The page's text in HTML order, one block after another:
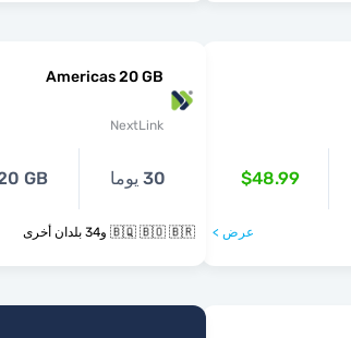
$48.99
عرض >
Americas 20 GB
NextLink
30 يوما GB
🇧🇶 🇧🇴 🇧🇷 و34 بلدان أخرى